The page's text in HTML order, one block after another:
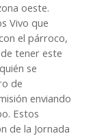
oeste.
Vivo que
el párroco,
tener este
se
de
enviando
Estos
de la Jornada